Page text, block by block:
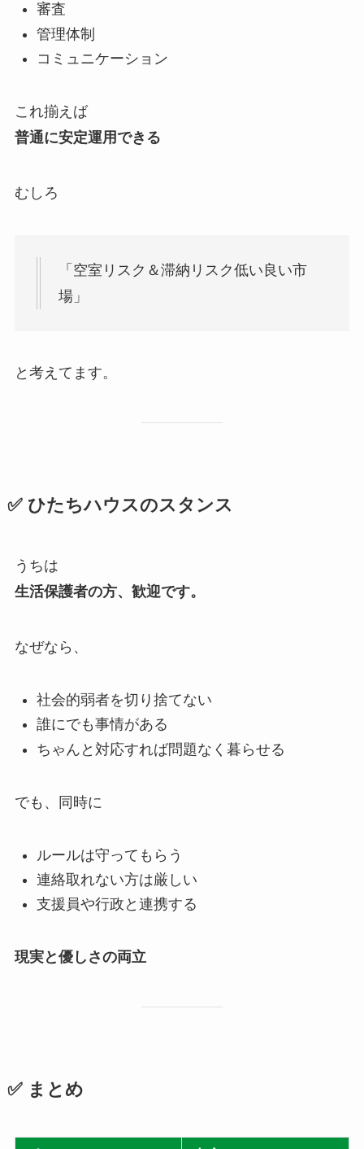
審査
管理体制
コミュニケーション
これ揃えば
普通に安定運用できる
むしろ
「空室リスク＆滞納リスク低い良い市
場」
と考えてます。
✅ ひたちハウスのスタンス
うちは
生活保護者の方、歓迎です。
なぜなら、
社会的弱者を切り捨てない
誰にでも事情がある
ちゃんと対応すれば問題なく暮らせる
でも、同時に
ルールは守ってもらう
連絡取れない方は厳しい
支援員や行政と連携する
現実と優しさの両立
✅ まとめ